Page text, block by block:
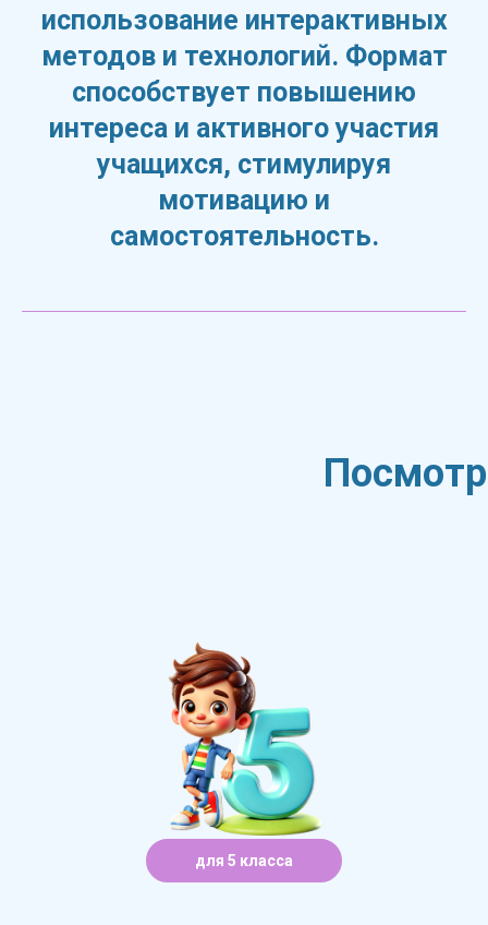
использование интерактивных
методов и технологий. Формат
способствует повышению
интереса и активного участия
учащихся, стимулируя
мотивацию и
самостоятельность.
для 5 класса